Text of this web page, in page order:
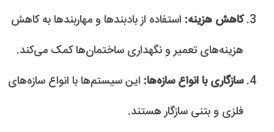
کاهش هزینه: استفاده از بادبندها و مهاربندها به کاهش
هزینه‌های تعمیر و نگهداری ساختمان‌ها کمک می‌کند.
سازگاری با انواع سازه‌ها: این سیستم‌ها با انواع سازه‌های
فلزی و بتنی سازگار هستند.